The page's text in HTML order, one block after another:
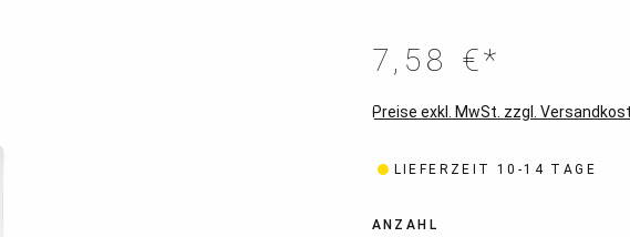
7,58 €*
Preise exkl. MwSt. zzgl.
LIEFERZEIT 10-14 TAGE
ANZAHL